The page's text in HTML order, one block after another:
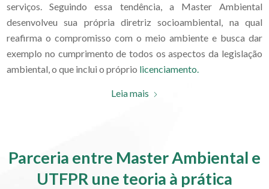
serviços. Seguindo essa tendência, a Master Ambiental
desenvolveu sua própria diretriz socioambiental, na qual
reafirma o compromisso com o meio ambiente e busca dar
exemplo no cumprimento de todos os aspectos da legislação
ambiental, o que inclui o próprio licenciamento.
Leia mais
Parceria entre Master Ambiental e
UTFPR une teoria à prática